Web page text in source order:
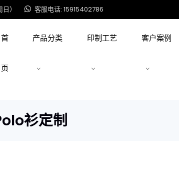
） 客服电话: 15915402786
首
页
产品分类 印制工艺 客户案例
衫定制